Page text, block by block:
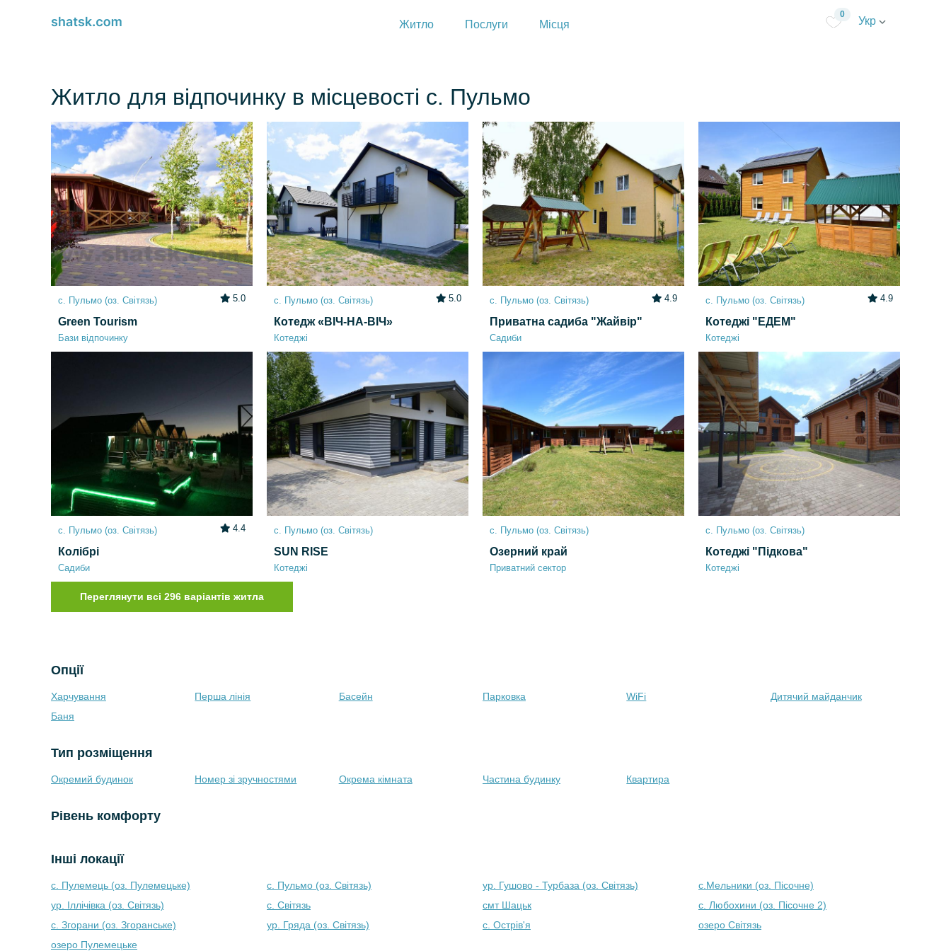
Житло Послуги Місця
0
Укр
Житло для відпочинку в місцевості с. Пульмо
с. Пульмо (оз. Світязь) 5.0
Green Tourism
Бази відпочинку
с. Пульмо (оз. Світязь) 5.0
Котедж «ВІЧ-НА-ВІЧ»
Котеджі
с. Пульмо (оз. Світязь) 4.9
Приватна садиба "Жайвір"
Садиби
с. Пульмо (оз. Світязь) 4.9
Котеджі "ЕДЕМ"
Котеджі
с. Пульмо (оз. Світязь) 4.4
Колібрі
Садиби
с. Пульмо (оз. Світязь)
SUN RISE
Котеджі
с. Пульмо (оз. Світязь)
Озерний край
Приватний сектор
с. Пульмо (оз. Світязь)
Котеджі "Підкова"
Котеджі
Переглянути всі 296 варіантів житла
Опції
Харчування Перша лінія Басейн Парковка WiFi
Дитячий майданчик
Баня
Тип розміщення
Окремий будинок Номер зі зручностями Окрема кімната Частина будинку Квартира
Рівень комфорту
Інші локації
с. Пулемець (оз. Пулемецьке) с. Пульмо (оз. Світязь) ур. Гушово - Турбаза (оз. Світязь)
с.Мельники (оз. Пісочне)
ур. Іллічівка (оз. Світязь)
с. Світязь смт Шацьк
с. Любохини (оз. Пісочне 2)
с. Згорани (оз. Згоранське)
ур. Гряда (оз. Світязь) с. Острів'я
озеро Світязь
озеро Пулемецьке